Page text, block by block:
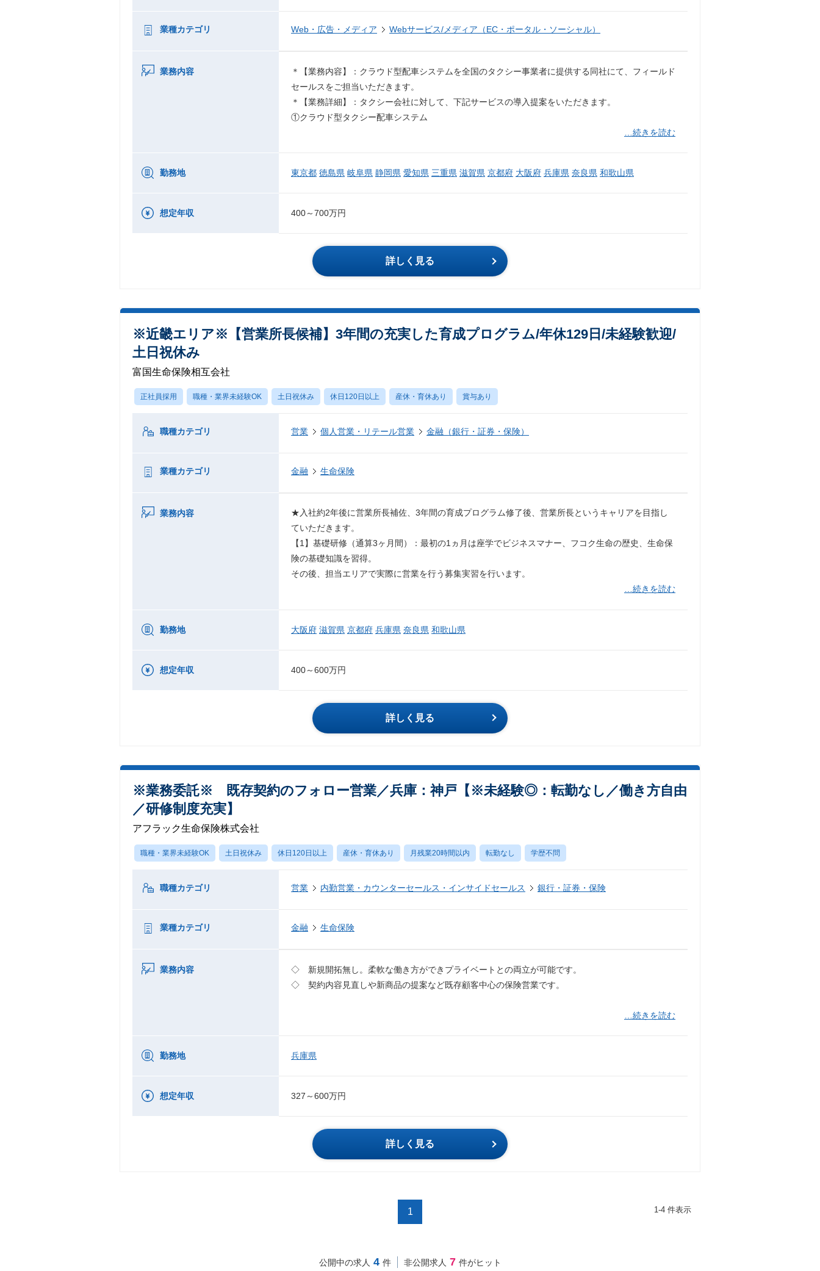
業種カテゴリ Web・広告・メディア Webサービス/メディア（EC・ポータル・ソーシャル）
業務内容
＊【業務内容】：クラウド型配車システムを全国のタクシー事業者に提供する同社にて、フィールド
セールスをご担当いただきます。
＊【業務詳細】：タクシー会社に対して、下記サービスの導入提案をいただきます。
①クラウド型タクシー配車システム
…続きを読む
勤務地 東京都 徳島県 岐阜県 静岡県 愛知県 三重県 滋賀県 京都府 大阪府 兵庫県 奈良県 和歌山県
想定年収 400～700万円
詳しく見る
※近畿エリア※【営業所長候補】3年間の充実した育成プログラム/年休129日/未経験歓迎/
土日祝休み
富国生命保険相互会社
正社員採用 職種・業界未経験OK 土日祝休み 休日120日以上 産休・育休あり 賞与あり
職種カテゴリ 営業 個人営業・リテール営業 金融（銀行・証券・保険）
業種カテゴリ 金融 生命保険
業務内容
★入社約2年後に営業所長補佐、3年間の育成プログラム修了後、営業所長というキャリアを目指し
ていただきます。
【1】基礎研修（通算3ヶ月間）：最初の1ヵ月は座学でビジネスマナー、フコク生命の歴史、生命保
険の基礎知識を習得。
その後、担当エリアで実際に営業を行う募集実習を行います。
…続きを読む
勤務地 大阪府 滋賀県 京都府 兵庫県 奈良県 和歌山県
想定年収 400～600万円
詳しく見る
※業務委託※ 既存契約のフォロー営業／兵庫：神戸【※未経験◎：転勤なし／働き方自由
／研修制度充実】
アフラック生命保険株式会社
職種・業界未経験OK 土日祝休み 休日120日以上 産休・育休あり 月残業20時間以内 転勤なし 学歴不問
職種カテゴリ 営業 内勤営業・カウンターセールス・インサイドセールス 銀行・証券・保険
業種カテゴリ 金融 生命保険
業務内容
◇ 新規開拓無し。柔軟な働き方ができプライベートとの両立が可能です。
◇ 契約内容見直しや新商品の提案など既存顧客中心の保険営業です。
…続きを読む
勤務地 兵庫県
想定年収 327～600万円
詳しく見る
1 1-4 件表示
公開中の求人 4 件 非公開求人 7 件がヒット